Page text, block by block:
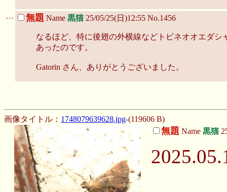
… 無題 Name 黒猫25/05/25(日)12:55 No.1456
なるほど、特に後翅の外横線などトビネオオエダ
あったのです。
Gatorin さん、ありがとうございました。
画像タイトル： 1748079639628.jpg-(119606 B)
無題 Name 黒猫